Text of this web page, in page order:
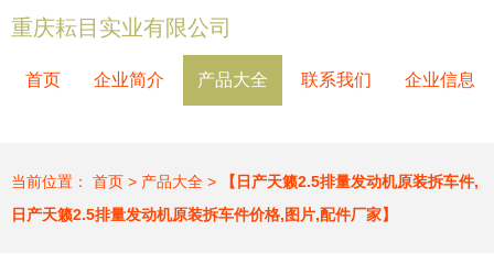
重庆耘目实业有限公司
首页 企业简介 产品大全 联系我们 企业信息
当前位置： 首页 > 产品大全 >
【日产天籁2.5排量发动机原装拆车件,
日产天籁2.5排量发动机原装拆车件价格,图片,配件厂家】